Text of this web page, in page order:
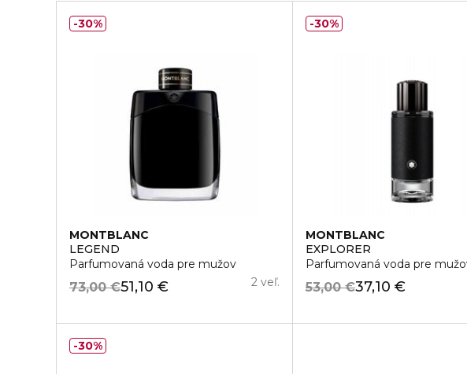
MONTBLANC
LEGEND
Parfumovaná voda pre mužov
51,10 €
73,00 € 2 veľ.
30%
MONTBLANC
EXPLORER
Parfumovaná voda pre
37,10 €
53,00 €
30%
30%